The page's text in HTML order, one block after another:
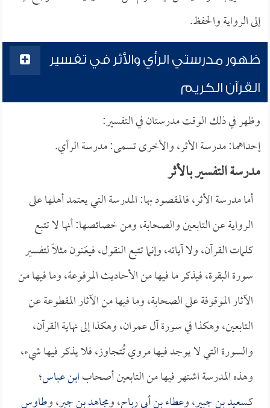
إلى الرواية والحفظ.
ظهور مدرستي الرأي والأثر في تفسير
القرآن الكريم
وظهر في ذلك الوقت مدرستان في التفسير:
إحداهما: مدرسة الأثر، والأخرى تسمى: مدرسة الرأي.
مدرسة التفسير بالأثر
أما مدرسة الأثر، فالمقصود بها: المدرسة التي يعتمد أهلها على
الرواية عن التابعين والصحابة، ومن خصائصها: أنها لا تتبع
كلمات القرآن، ولا آياته، وإنما تتبع النقول، فيعَنون مثلاً لتفسير
سورة البقرة، فيذكر ما فيها من الأحاديث المرفوعة، وما فيها من
الآثار الموقوفة على الصحابة، وما فيها من الآثار المقطوعة عن
التابعين، وهكذا في سورة آل عمران، وهكذا إلى نهاية القرآن،
والسورة التي لا يوجد فيها مروي تُتجاوز، فلا يذكر فيها شيء،
وهذه المدرسة اشتهر فيها من التابعين أصحابابن عباس؛
كـسعيد بن جبير، وعطاء بن أبي رباح، ومجاهد بن جبر، وطاوس